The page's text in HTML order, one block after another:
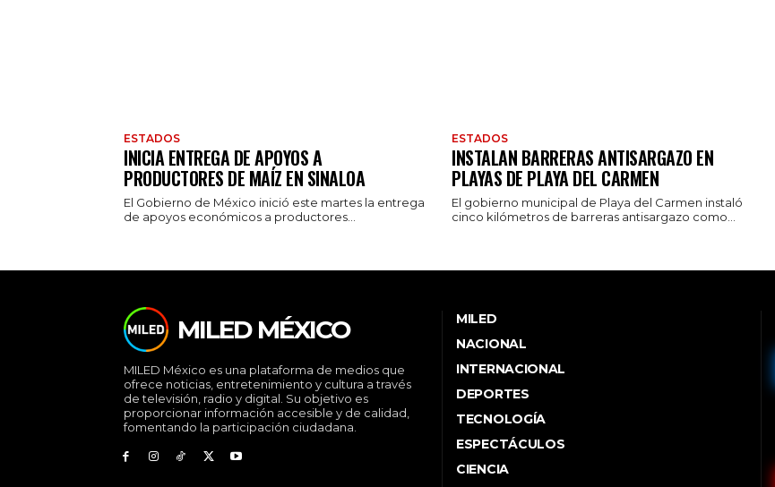
ESTADOS
INICIA ENTREGA DE APOYOS A
PRODUCTORES DE MAÍZ EN SINALOA
El Gobierno de México inició este martes la entrega
de apoyos económicos a productores...
ESTADOS
INSTALAN BARRERAS ANTISARGAZO EN
PLAYAS DE PLAYA DEL CARMEN
El gobierno municipal de Playa del Carmen instaló
cinco kilómetros de barreras antisargazo como...
MILED MÉXICO
MILED México es una plataforma de medios que
ofrece noticias, entretenimiento y cultura a través
de televisión, radio y digital. Su objetivo es
proporcionar información accesible y de calidad,
fomentando la participación ciudadana.
MILED
NACIONAL
INTERNACIONAL
DEPORTES
TECNOLOGÍA
ESPECTÁCULOS
CIENCIA